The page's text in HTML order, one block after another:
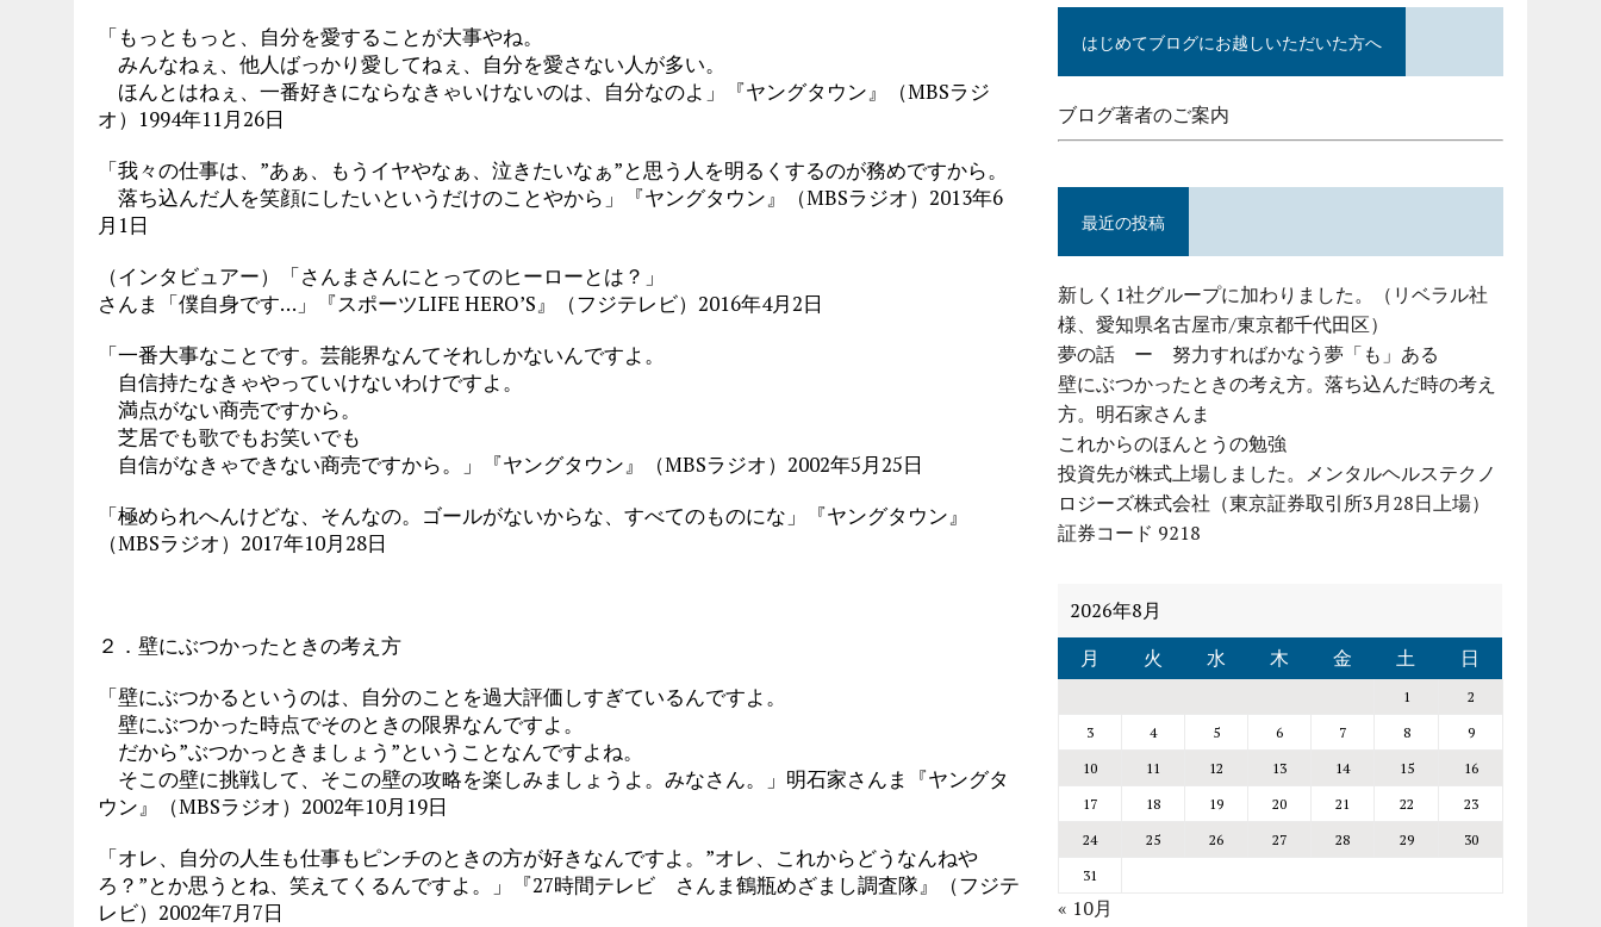
「もっともっと、自分を愛することが大事やね。
みんなねぇ、他人ばっかり愛してねぇ、自分を愛さない人が多い。
ほんとはねぇ、一番好きにならなきゃいけないのは、自分なのよ」『ヤングタウン』（MBSラジ
オ）1994年11月26日
「我々の仕事は、”あぁ、もうイヤやなぁ、泣きたいなぁ”と思う人を明るくするのが務めですから。
落ち込んだ人を笑顔にしたいというだけのことやから」『ヤングタウン』（MBSラジオ）2013年6
月1日
（インタビュアー）「さんまさんにとってのヒーローとは？」
さんま「僕自身です…」『スポーツLIFE HERO’S』（フジテレビ）2016年4月2日
「一番大事なことです。芸能界なんてそれしかないんですよ。
自信持たなきゃやっていけないわけですよ。
満点がない商売ですから。
芝居でも歌でもお笑いでも
自信がなきゃできない商売ですから。」『ヤングタウン』（MBSラジオ）2002年5月25日
「極められへんけどな、そんなの。ゴールがないからな、すべてのものにな」『ヤングタウン』
（MBSラジオ）2017年10月28日
２．壁にぶつかったときの考え方
「壁にぶつかるというのは、自分のことを過大評価しすぎているんですよ。
壁にぶつかった時点でそのときの限界なんですよ。
だから”ぶつかっときましょう”ということなんですよね。
そこの壁に挑戦して、そこの壁の攻略を楽しみましょうよ。みなさん。」明石家さんま『ヤングタ
ウン』（MBSラジオ）2002年10月19日
「オレ、自分の人生も仕事もピンチのときの方が好きなんですよ。”オレ、これからどうなんねや
ろ？”とか思うとね、笑えてくるんですよ。」『27時間テレビ さんま鶴瓶めざまし調査隊』（フジテ
レビ）2002年7月7日
はじめてブログにお越しいただいた方へ
ブログ著者のご案内
最近の投稿
新しく1社グループに加わりました。（リベラル社
様、愛知県名古屋市/東京都千代田区）
夢の話 ー 努力すればかなう夢「も」ある
壁にぶつかったときの考え方。落ち込んだ時の考え
方。明石家さんま
これからのほんとうの勉強
投資先が株式上場しました。メンタルヘルステクノ
ロジーズ株式会社（東京証券取引所3月28日上場）
証券コード 9218
2026年8月
月
火 水 木 金 土 日
1
2
3
4 5 6 7 8
9
10
11 12 13 14 15
16
17
18 19 20 21 22
23
24
25 26 27 28 29
30
31
« 10月